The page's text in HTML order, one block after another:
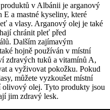
v ⁢Albánii je arganový⁢
⁢a mastné kyseliny,⁣ které
a vlasy. ‌Arganový olej je také
⁢chránit⁤ pleť před
⁤Dalším zajímavým
​hojně používán ⁤v místní⁢
zdravých tuků a vitamínů A,
a ‍vyživovat pokožku.⁢ Pokud
můžete vyzkoušet‌ místní
olivový olej. Tyto produkty jsou
⁣jim zdravý lesk.